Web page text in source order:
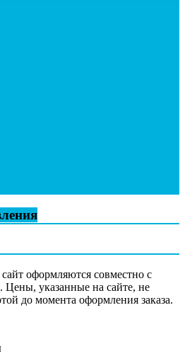
оформляются совместно с
указанные на сайте, не
до момента оформления заказа.